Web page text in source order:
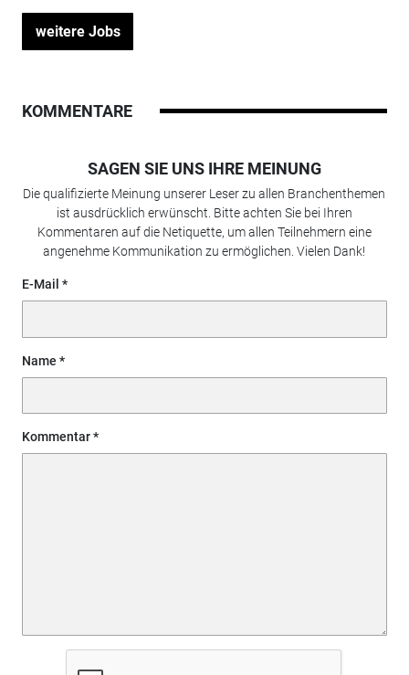
weitere Jobs
KOMMENTARE
SAGEN SIE UNS IHRE MEINUNG
Die qualifizierte Meinung unserer Leser zu allen Branchenthemen
ist ausdrücklich erwünscht. Bitte achten Sie bei Ihren
Kommentaren auf die Netiquette, um allen Teilnehmern eine
angenehme Kommunikation zu ermöglichen. Vielen Dank!
E-Mail
Name
Kommentar